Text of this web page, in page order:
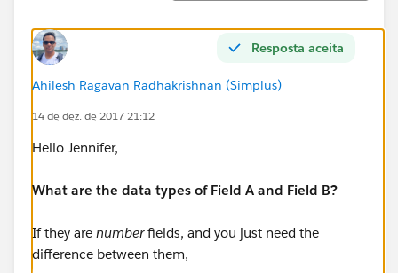
Resposta aceita
Ahilesh Ragavan Radhakrishnan (Simplus)
14 de dez. de 2017 21:12
Hello Jennifer,
What are the data types of Field A and Field B?
If they are numberfields, and you just need the
difference between them,